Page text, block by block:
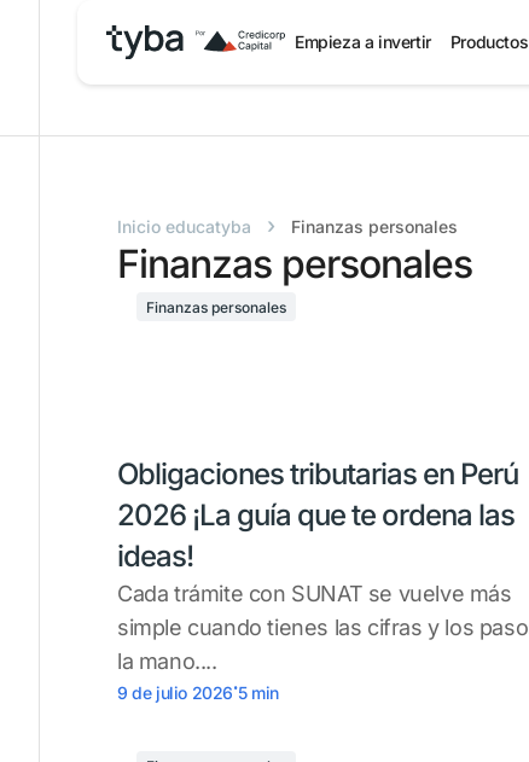
Empieza a invertir Productos
Inicio educatyba › Finanzas personales
Finanzas personales
Finanzas personales
Obligaciones tributarias en Perú
2026 ¡La guía que te ordena las
ideas!
Cada trámite con SUNAT se vuelve más
simple cuando tienes las cifras y los
la mano....
9 de julio 2026.5 min